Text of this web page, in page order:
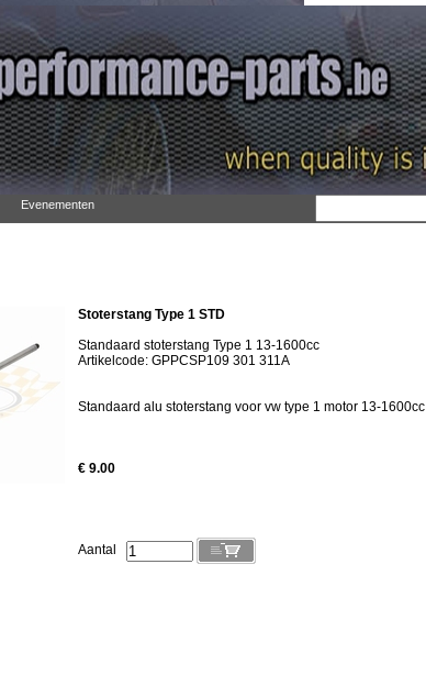
Evenementen
Stoterstang Type 1 STD
Standaard stoterstang Type 1 13-1600cc
Artikelcode: GPPCSP109 301 311A
Standaard alu stoterstang voor vw type 1 motor 13-1600cc
€ 9.00
Aantal